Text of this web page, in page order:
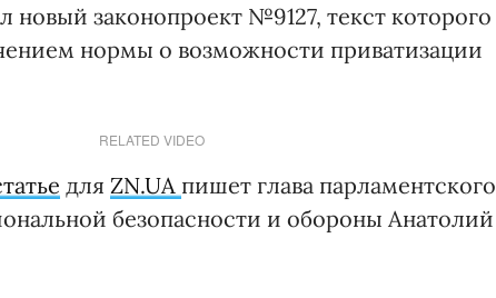
новый законопроект №9127, текст которого
нормы о возможности приватизации
RELATED VIDEO
для ZN.UA пишет глава парламентского
безопасности и обороны Анатолий